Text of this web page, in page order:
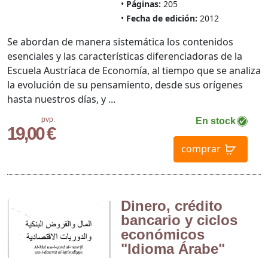
Páginas: 205
Fecha de edición: 2012
pvp.
19,00 €
En stock
comprar
Se abordan de manera sistemática los contenidos
esenciales y las características diferenciadoras de la
Escuela Austríaca de Economía, al tiempo que se analiza
la evolución de su pensamiento, desde sus orígenes
hasta nuestros días, y ...
Dinero, crédito
bancario y ciclos
económicos
"Idioma Árabe"